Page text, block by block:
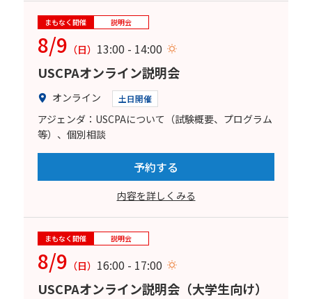
まもなく開催 説明会
8/9 （日） 13:00 - 14:00
USCPAオンライン説明会
オンライン 土日開催
アジェンダ：USCPAについて（試験概要、プログラム
等）、個別相談
予約する
内容を詳しくみる
まもなく開催 説明会
8/9 （日） 16:00 - 17:00
USCPAオンライン説明会（大学生向け）